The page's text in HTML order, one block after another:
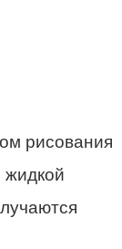
рисования
жидкой